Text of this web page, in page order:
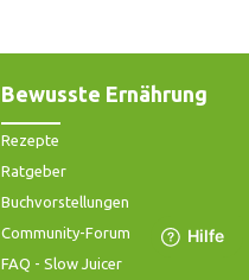
Bewusste Ernährung
Rezepte
Ratgeber
Buchvorstellungen
Community-Forum
FAQ - Slow Juicer